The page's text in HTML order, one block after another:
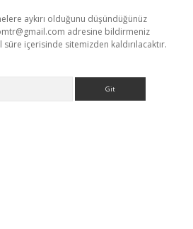
aykırı olduğunu düşündüğünüz
adresine bildirmeniz
içerisinde sitemizden kaldırılacaktır.